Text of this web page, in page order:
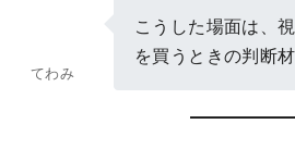
てわみ
こうした場面は、
を買うときの判断